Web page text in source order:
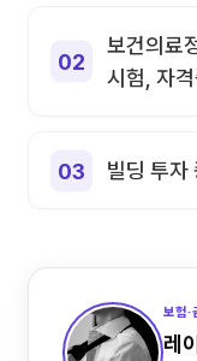
보건의료
시험, 자
빌딩 투자
보험·
레